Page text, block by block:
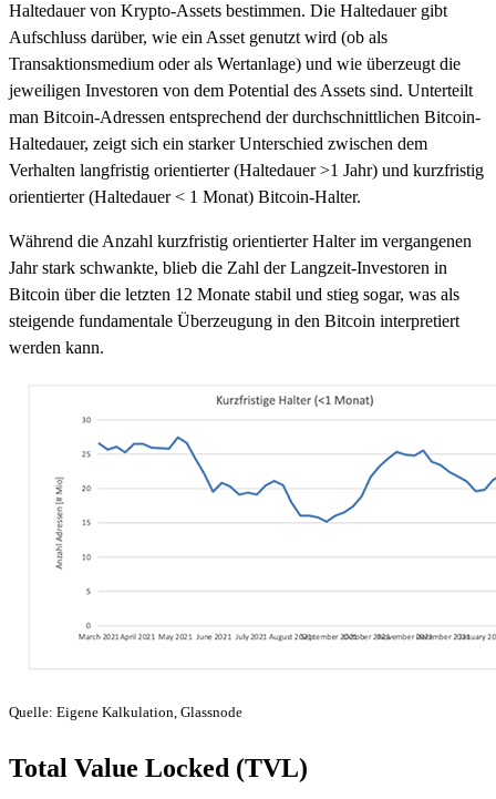
Haltedauer von Krypto-Assets bestimmen. Die Haltedauer gibt
Aufschluss darüber, wie ein Asset genutzt wird (ob als
Transaktionsmedium oder als Wertanlage) und wie überzeugt die
jeweiligen Investoren von dem Potential des Assets sind. Unterteilt
man Bitcoin-Adressen entsprechend der durchschnittlichen Bitcoin-
Haltedauer, zeigt sich ein starker Unterschied zwischen dem
Verhalten langfristig orientierter (Haltedauer >1 Jahr) und kurzfristig
orientierter (Haltedauer < 1 Monat) Bitcoin-Halter.
Während die Anzahl kurzfristig orientierter Halter im vergangenen
Jahr stark schwankte, blieb die Zahl der Langzeit-Investoren in
Bitcoin über die letzten 12 Monate stabil und stieg sogar, was als
steigende fundamentale Überzeugung in den Bitcoin interpretiert
werden kann.
Quelle: Eigene Kalkulation, Glassnode
Total Value Locked (TVL)